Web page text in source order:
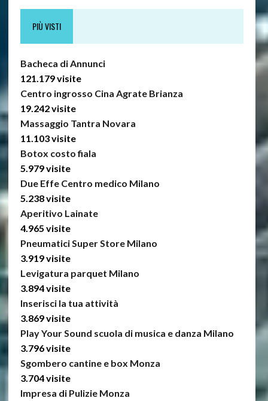
PIÙ VISTI
Bacheca di Annunci
121.179 visite
Centro ingrosso Cina Agrate Brianza
19.242 visite
Massaggio Tantra Novara
11.103 visite
Botox costo fiala
5.979 visite
Due Effe Centro medico Milano
5.238 visite
Aperitivo Lainate
4.965 visite
Pneumatici Super Store Milano
3.919 visite
Levigatura parquet Milano
3.894 visite
Inserisci la tua attività
3.869 visite
Play Your Sound scuola di musica e danza Milano
3.796 visite
Sgombero cantine e box Monza
3.704 visite
Impresa di Pulizie Monza